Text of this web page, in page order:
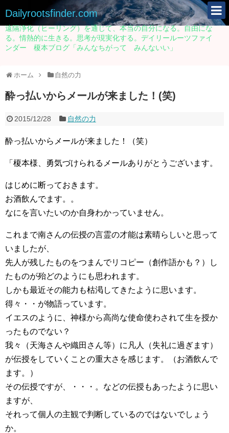
Dailyrootsfinder.com
遠隔浄化（ヒーリング）を通じて、本当の自分になる。自由にな
る。情熱的に生きる。思考が現実化する。デイリールーツファイ
ンダー 榎本ブログ「みんなちがって みんないい」
ホーム 自然の力
酔っ払いからメールが来ました！(笑)
2015/12/28 自然の力
酔っ払いからメールが来ました！（笑）
「榎本様、勇気づけられるメールありがとうございます。
はじめに断っておきます。
お酒飲んでます。。
なにを言いたいのか自身わかっていません。
これまで南さんの伝授の言霊の才能は素晴らしいと思って
いましたが、
先人が残したものをつまんでリコピー（創作語かも？）し
たものが殆どのようにも思われます。
しかも最近その能力も枯渇してきたように思います。
得々・・が物語っています。
イエスのように、神様から高尚な使命使わされて生を授か
ったものでない？
我々（天海さんや織田さん等）に凡人（失礼に過ぎます）
が伝授をしていくことの重大さを感じます。（お酒飲んで
ます。）
その伝授ですが、・・・。などの伝授もあったように思い
ますが、
それって個人の主観で判断しているのではないでしょう
か。